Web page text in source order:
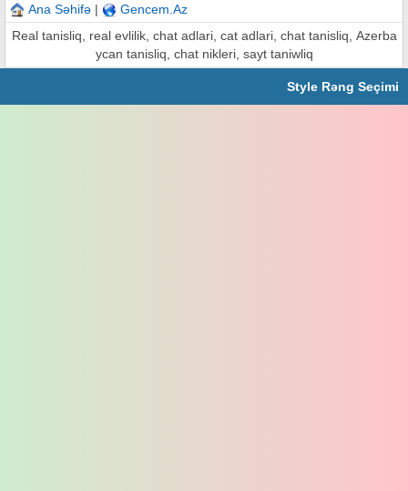
Ana Səhifə |
Gencem.Az
Real tanisliq, real evlilik, chat adlari, cat adlari, chat tanisliq, Azerba
ycan tanisliq, chat nikleri, sayt taniwliq
Style Rəng Seçimi